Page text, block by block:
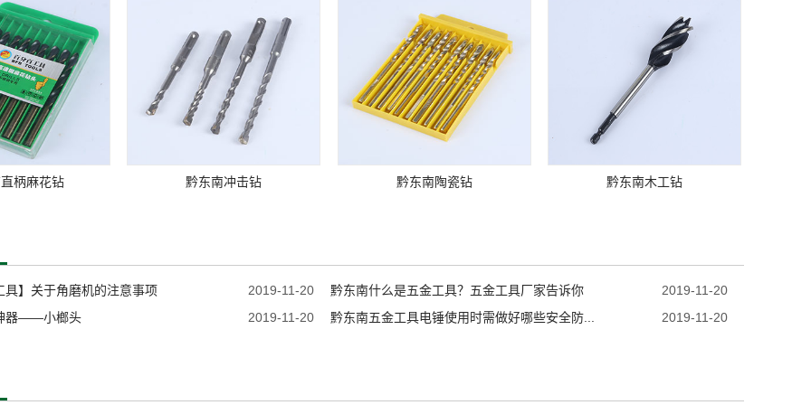
柄麻花钻 黔东南冲击钻 黔东南陶瓷钻 黔东南木工钻
具】关于角磨机的注意事项 2019-11-20 黔东南什么是五金工具？五金工具厂家告诉你
2019-11-20
器——小榔头
2019-11-20 黔东南五金工具电锤使用时需做好哪些安全防... 2019-11-20